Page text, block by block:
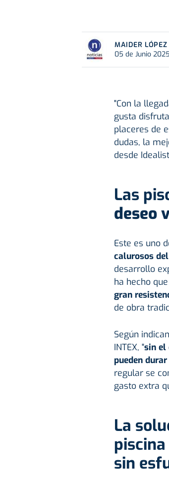
MAIDER
05 de Junio 2025
"Con la
gusta
placeres de
dudas, la
desde
Las
deseo
Este es uno
calurosos
desarrollo
ha hecho
gran
de obra
Según
INTEX, "sin el
pueden
regular se
gasto extra
La
sin